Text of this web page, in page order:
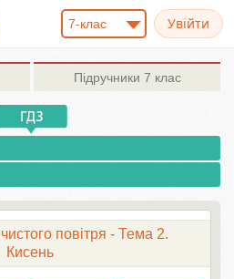
7-клас
Підручники 7 клас
повітря - Тема 2.
Кисень